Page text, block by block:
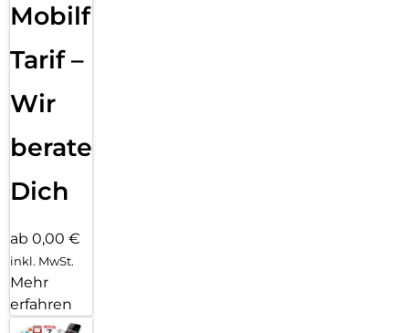
Mobilfunk
Tarif –
Wir
beraten
Dich
ab 0,00 €
inkl. MwSt.
Mehr
erfahren